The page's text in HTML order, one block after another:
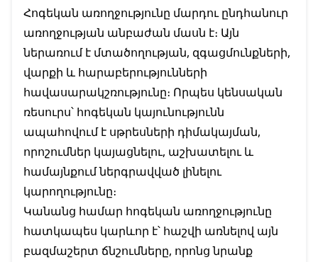
Հոգեկան առողջությունը մարդու ընդհանուր
առողջության անբաժան մասն է։ Այն
ներառում է մտածողության, զգացմունքների,
վարքի և հարաբերությունների
հավասարակշռությունը։ Որպես կենսական
ռեսուրս՝ հոգեկան կայունությունն
ապահովում է սթրեսների դիմակայման,
որոշումներ կայացնելու, աշխատելու և
համայնքում ներգրավված լինելու
կարողությունը։
Կանանց համար հոգեկան առողջությունը
հատկապես կարևոր է՝ հաշվի առնելով այն
բազմաշերտ ճնշումները, որոնց նրանք